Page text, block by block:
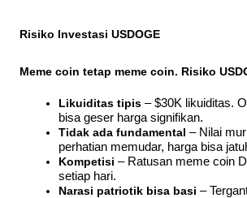
Risiko Investasi USDOGE
Meme coin tetap meme coin. Risiko
Likuiditas tipis – $30K likuiditas.
bisa geser harga signifikan.
Tidak ada fundamental – Nilai
perhatian memudar, harga bisa
Kompetisi – Ratusan meme coin
setiap hari.
Narasi patriotik bisa basi –